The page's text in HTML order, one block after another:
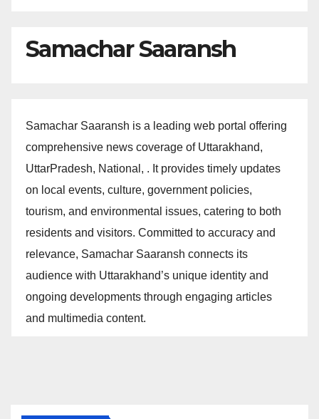
Samachar Saaransh
Samachar Saaransh is a leading web portal offering
comprehensive news coverage of Uttarakhand,
UttarPradesh, National, . It provides timely updates
on local events, culture, government policies,
tourism, and environmental issues, catering to both
residents and visitors. Committed to accuracy and
relevance, Samachar Saaransh connects its
audience with Uttarakhand’s unique identity and
ongoing developments through engaging articles
and multimedia content.